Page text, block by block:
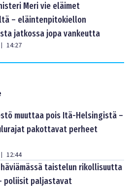
Meri vie eläimet
– eläintenpitokiellon
jatkossa jopa vankeutta
| 14:27
muuttaa pois Itä-Helsingistä –
pakottavat perheet
| 12:44
häviämässä taistelun rikollisuutta
poliisit paljastavat